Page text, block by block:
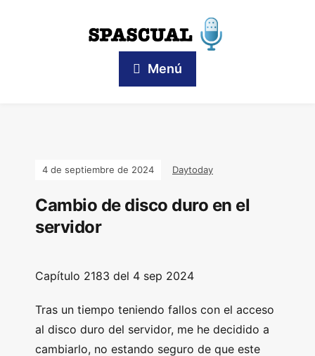
Menú
4 de septiembre de 2024 Daytoday
Cambio de disco duro en el
servidor
Capítulo 2183 del 4 sep 2024
Tras un tiempo teniendo fallos con el acceso
al disco duro del servidor, me he decidido a
cambiarlo, no estando seguro de que este